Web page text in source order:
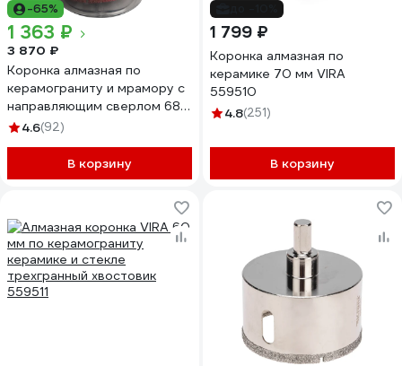
-65%
1 363 ₽
3 870 ₽
Коронка алмазная по
керамограниту и мрамору с
направляющим сверлом 68
мм Hardcore 154068
4.6(92)
В корзину
1 799 ₽
Коронка алмазная по
керамике 70 мм VIRA
559510
4.8(251)
В корзину